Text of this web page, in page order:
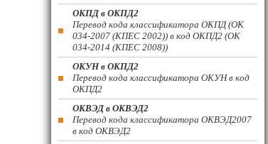
ОКПД в ОКПД2
Перевод кода классификатора ОКПД (ОК
034-2007 (КПЕС 2002)) в код ОКПД2 (ОК
034-2014 (КПЕС 2008))
ОКУН в ОКПД2
Перевод кода классификатора ОКУН в код
ОКПД2
ОКВЭД в ОКВЭД2
Перевод кода классификатора ОКВЭД2007
в код ОКВЭД2